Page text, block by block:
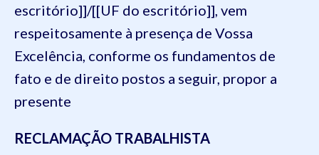
escritório]]/[[UF do escritório]], vem
respeitosamente à presença de Vossa
Excelência, conforme os fundamentos de
fato e de direito postos a seguir, propor a
presente
RECLAMAÇÃO TRABALHISTA